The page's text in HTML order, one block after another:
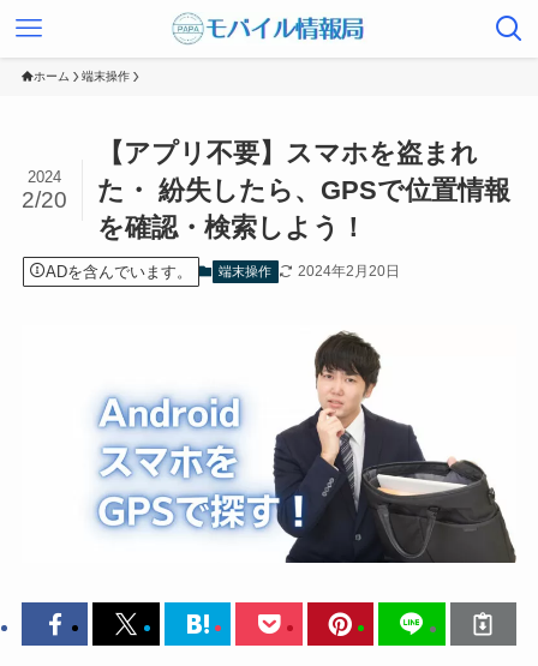
ホーム 端末操作
【アプリ不要】スマホを盗まれ
た・ 紛失したら、GPSで位置情報
を確認・検索しよう！
2024
2/20
ADを含んでいます。 端末操作 2024年2月20日